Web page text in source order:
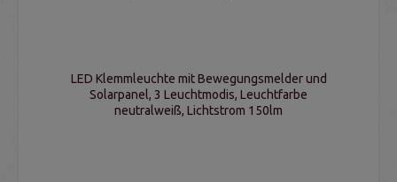
LED Klemmleuchte mit Bewegungsmelder und
Solarpanel, 3 Leuchtmodis, Leuchtfarbe
neutralweiß, Lichtstrom 150lm